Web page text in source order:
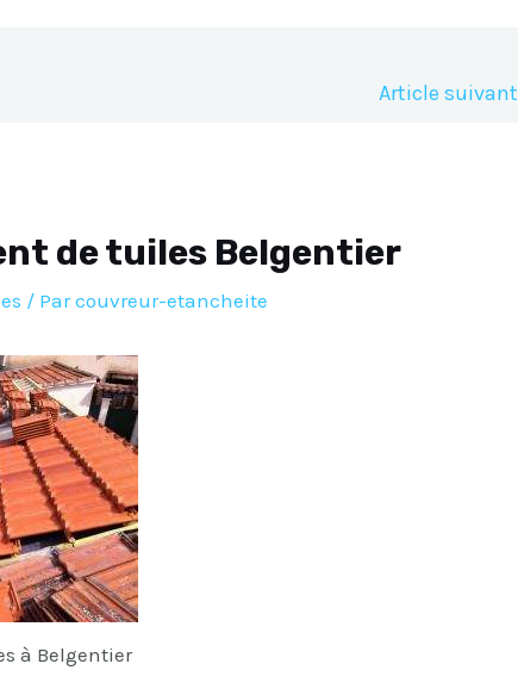
Article suivant
de tuiles Belgentier
/ Parcouvreur-etancheite
à Belgentier